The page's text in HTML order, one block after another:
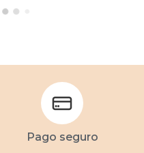
Pago seguro